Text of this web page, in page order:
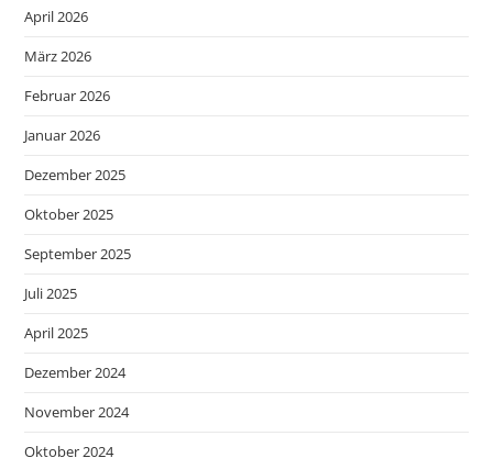
April 2026
März 2026
Februar 2026
Januar 2026
Dezember 2025
Oktober 2025
September 2025
Juli 2025
April 2025
Dezember 2024
November 2024
Oktober 2024